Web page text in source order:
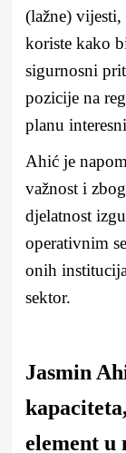
(lažne) vijesti,
koriste kako
sigurnosni
pozicije na
planu
Ahić je
važnost i
djelatnost
operativnim
onih
sektor.
Jasmin
element u